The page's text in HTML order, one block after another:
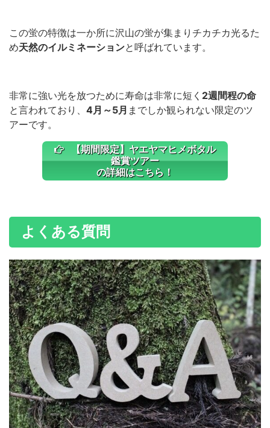
この蛍の特徴は一か所に沢山の蛍が集まりチカチカ光るた
め天然のイルミネーションと呼ばれています。
非常に強い光を放つために寿命は非常に短く 2週間程の命
と言われており、 4月～5月 までしか観られない限定のツ
アーです。
【期間限定】ヤエヤマヒメボタル
鑑賞ツアー
の詳細はこちら！
よくある質問